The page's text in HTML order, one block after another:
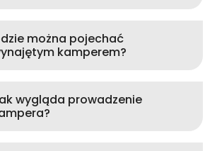
można pojechać
kamperem?
wygląda prowadzenie